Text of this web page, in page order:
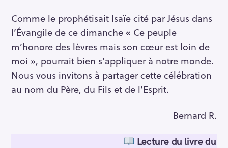
Comme le prophétisait Isaïe cité par Jésus dans
l’Évangile de ce dimanche « Ce peuple
m’honore des lèvres mais son cœur est loin de
moi », pourrait bien s’appliquer à notre monde.
Nous vous invitons à partager cette célébration
au nom du Père, du Fils et de l’Esprit.
Bernard R.
Lecture du livre du